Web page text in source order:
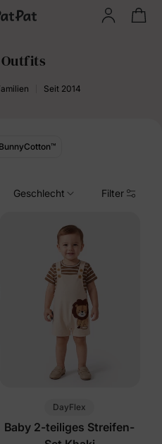
Seit 2014
BunnyCotton™
Geschlecht Filter
DayFlex
Baby 2-teiliges Streifen-